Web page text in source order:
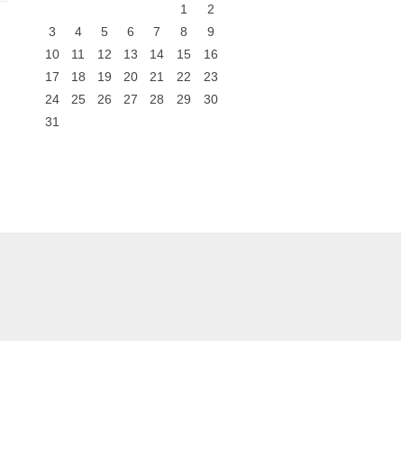
1
2
3
4 5 6 7 8
9
10
11 12 13 14 15
16
17
18 19 20 21 22
23
24
25 26 27 28 29
30
31